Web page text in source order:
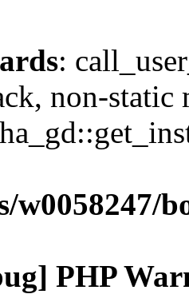
:
non-static
w0058247/
PHP